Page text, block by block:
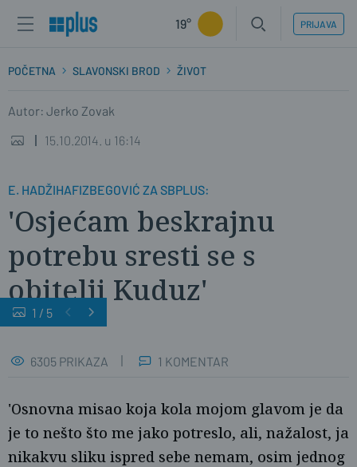
19° PRIJAVA
POČETNA SLAVONSKI BROD ŽIVOT
Autor: Jerko Zovak
15.10.2014. u 16:14
E. HADŽIHAFIZBEGOVIĆ ZA SBPLUS:
'Osjećam beskrajnu
potrebu sresti se s
obitelji Kuduz'
1 / 5
6305 PRIKAZA 1 KOMENTAR
'Osnovna misao koja kola mojom glavom je da
je to nešto što me jako potreslo, ali, nažalost, ja
nikakvu sliku ispred sebe nemam, osim jednog